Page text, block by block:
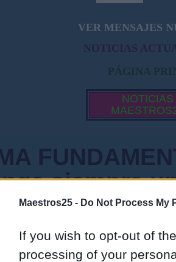
Maestros25 - Do Not Process My
If you wish to opt-out of
processing of your
VER MENSAJES
NOTICIAS
PÁGINA
NOTICIAS
siempre
mensajes
instituciones